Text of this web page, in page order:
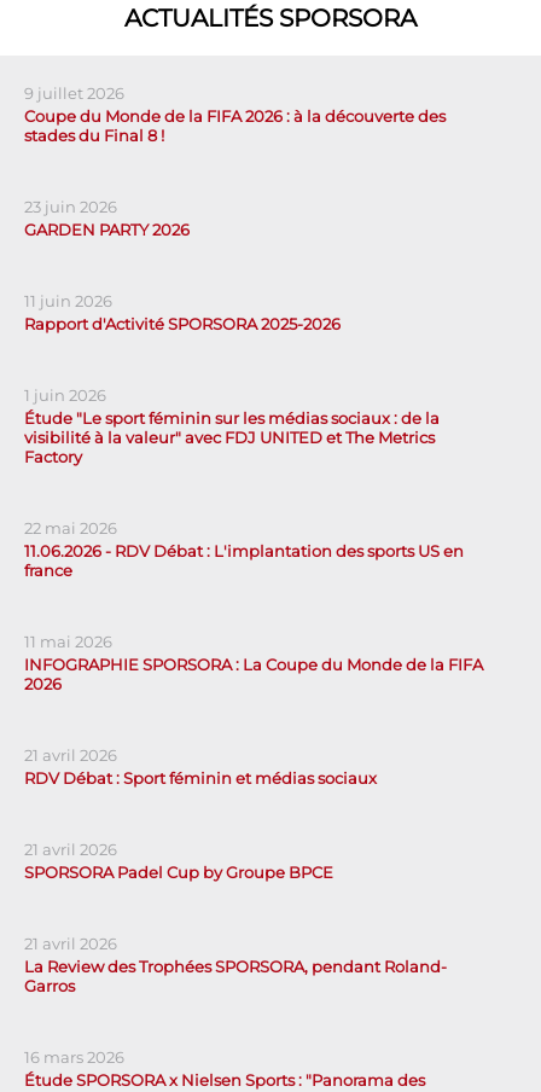
ACTUALITÉS SPORSORA
9 juillet 2026
Coupe du Monde de la FIFA 2026 : à la découverte des
stades du Final 8 !
23 juin 2026
GARDEN PARTY 2026
11 juin 2026
Rapport d'Activité SPORSORA 2025-2026
1 juin 2026
Étude "Le sport féminin sur les médias sociaux : de la
visibilité à la valeur" avec FDJ UNITED et The Metrics
Factory
22 mai 2026
11.06.2026 - RDV Débat : L'implantation des sports US en
france
11 mai 2026
INFOGRAPHIE SPORSORA : La Coupe du Monde de la FIFA
2026
21 avril 2026
RDV Débat : Sport féminin et médias sociaux
21 avril 2026
SPORSORA Padel Cup by Groupe BPCE
21 avril 2026
La Review des Trophées SPORSORA, pendant Roland-
Garros
16 mars 2026
Étude SPORSORA x Nielsen Sports : "Panorama des